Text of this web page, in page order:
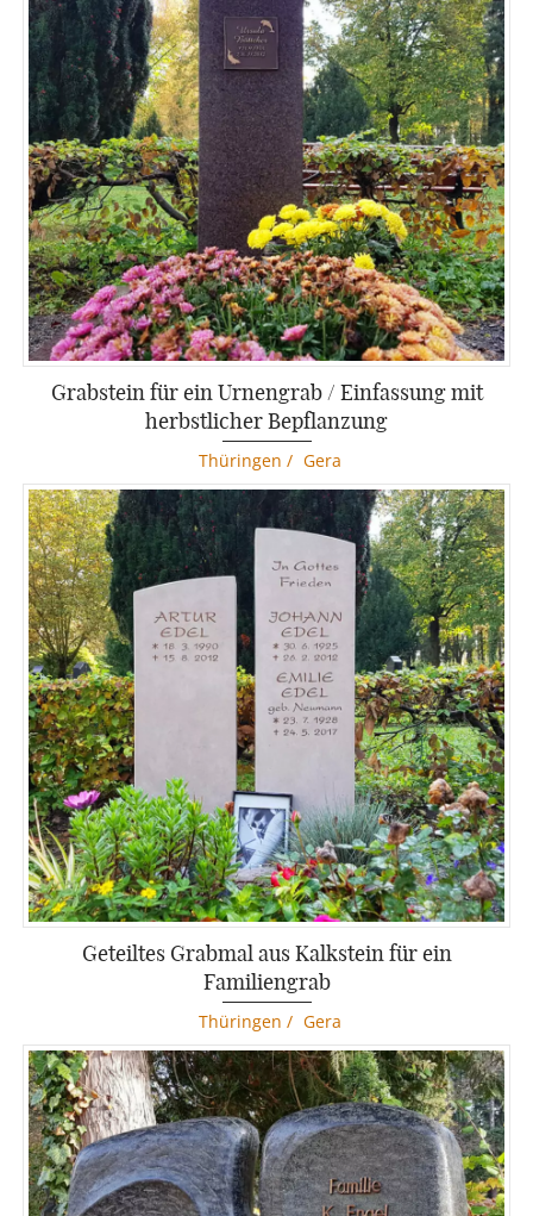
Grabstein für ein Urnengrab / Einfassung mit
herbstlicher Bepflanzung
Thüringen / Gera
Geteiltes Grabmal aus Kalkstein für ein
Familiengrab
Thüringen / Gera